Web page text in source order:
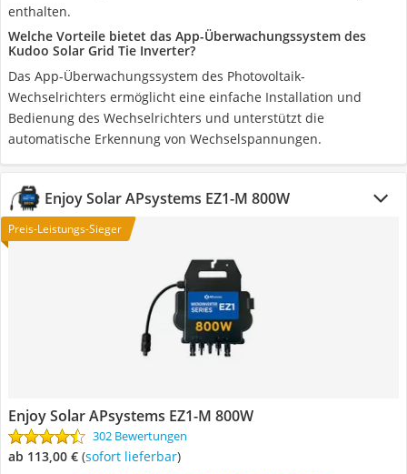
enthalten.
Welche Vorteile bietet das App-Überwachungssystem des
Kudoo Solar Grid Tie Inverter?
Das App-Überwachungssystem des Photovoltaik-
Wechselrichters ermöglicht eine einfache Installation und
Bedienung des Wechselrichters und unterstützt die
automatische Erkennung von Wechselspannungen.
Enjoy Solar APsystems EZ1-M 800W
Preis-Leistungs-Sieger
Enjoy Solar APsystems EZ1-M 800W
302 Bewertungen
ab 113,00 € ( Sofort lieferbar)